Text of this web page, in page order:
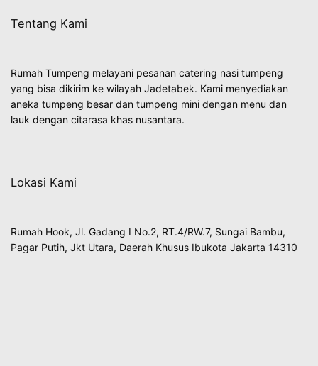
Tentang Kami
Rumah Tumpeng melayani pesanan catering nasi tumpeng
yang bisa dikirim ke wilayah Jadetabek. Kami menyediakan
aneka tumpeng besar dan tumpeng mini dengan menu dan
lauk dengan citarasa khas nusantara.
Lokasi Kami
Rumah Hook, Jl. Gadang I No.2, RT.4/RW.7, Sungai Bambu,
Pagar Putih, Jkt Utara, Daerah Khusus Ibukota Jakarta 14310